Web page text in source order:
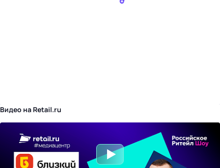
Видео на Retail.ru